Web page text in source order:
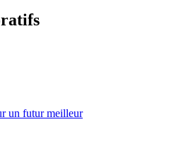
un futur meilleur